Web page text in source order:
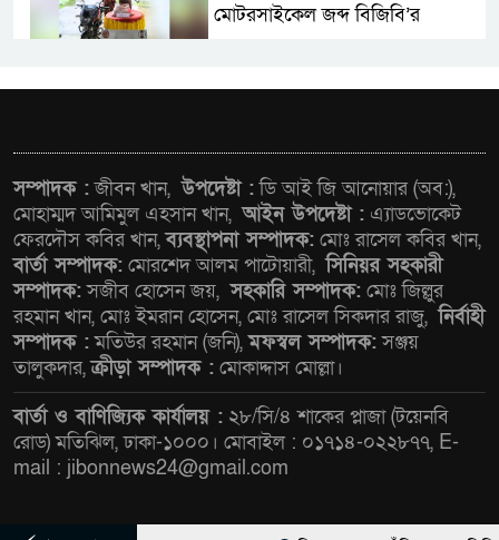
মোটরসাইকেল জব্দ বিজিবি’র
ওমানের সঙ্গে ইরানের হরমুজ
আত-তানযীল ইনস্টিটিউট চট্টগ্রাম
দুবছর পেরিয়ে তিন বছরে পর্দাপন
উপলক্ষে আলোচনা সভা ও দোয়া
মাহফিল সম্পন্ন
ফ্যাসিবাদবিরোধী আন্দোলনে
হত্যাকাণ্ডের বিচার হবে স্বচ্ছ, নিরপেক্ষ
ও বিশ্বাসযোগ্য : প্রধানমন্ত্রী
বাগেরহাট মেডিকেল ফাউন্ডেশনের
যাত্রা শুরু
জুলাই স্মৃতি জাদুঘরের দুয়ার খুলেছে,
সম্পাদক :জীবন খান,উপদেষ্টা :ডি আই জি আনোয়ার (অব:),
মোহাম্মদ আমিমুল এহসান খান,আইন উপদেষ্টা : এ্যাডভোকেট
ফেরদৌস কবির খান,ব্যবস্থাপনা সম্পাদক: মোঃ রাসেল কবির খান,
বার্তা সম্পাদক: মোরশেদ আলম পাটোয়ারী,সিনিয়র সহকারী
সম্পাদক:সজীব হোসেন জয়,সহকারি সম্পাদক: মোঃ জিল্লুর
রহমান খান, মোঃ ইমরান হোসেন, মোঃ রাসেল সিকদার রাজু,নির্বাহী
সম্পাদক :মতিউর রহমান (জনি),মফস্বল সম্পাদক:সঞ্জয়
তালুকদার,ক্রীড়া সম্পাদক : মোকাদ্দাস মোল্লা।
বার্তা ও বাণিজ্যিক কার্যালয় : ২৮/সি/৪ শাকের প্লাজা (টয়েনবি
রোড) মতিঝিল, ঢাকা-১০০০। মোবাইল : ০১৭১৪-০২২৮৭৭, E-
mail : jibonnews24@gmail.com